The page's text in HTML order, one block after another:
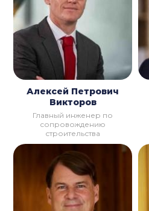
Алексей Петрович
Викторов
Главный инженер по
сопровождению
строительства